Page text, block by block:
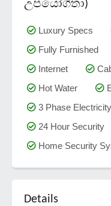
උපයෝගිතා)
Luxury Specs
Fully Furnished
Internet
Hot Water
3 Phase Electricity
24 Hour Security
Home Security
Details